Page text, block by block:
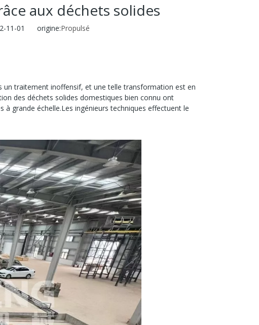
aux déchets solides
11-01 origine:Propulsé
un traitement inoffensif, et une telle transformation est en
des déchets solides domestiques bien connu ont
grande échelle.Les ingénieurs techniques effectuent le